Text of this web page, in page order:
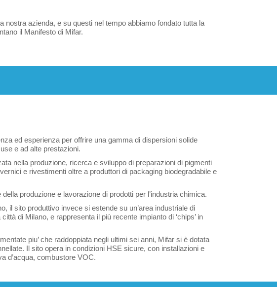
azienda, e su questi nel tempo abbiamo fondato tutta la
il Manifesto di Mifar.
ed esperienza per offrire una gamma di dispersioni solide
e ad alte prestazioni.
nella produzione, ricerca e sviluppo di preparazioni di pigmenti
e rivestimenti oltre a produttori di packaging biodegradabile e
produzione e lavorazione di prodotti per l’industria chimica.
il sito produttivo invece si estende su un’area industriale di
di Milano, e rappresenta il più recente impianto di ‘chips’ in
piu’ che raddoppiata negli ultimi sei anni, Mifar si è dotata
Il sito opera in condizioni HSE sicure, con installazioni e
d’acqua, combustore VOC.